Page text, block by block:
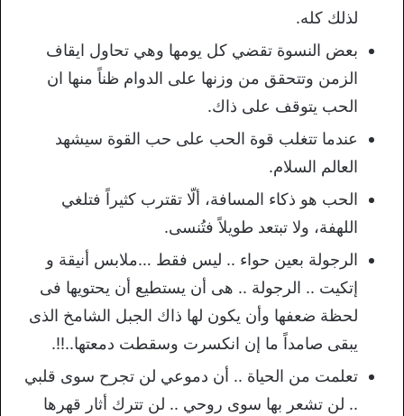
لذلك كله.
بعض النسوة تقضي كل يومها وهي تحاول ايقاف
الزمن وتتحقق من وزنها على الدوام ظناً منها ان
الحب يتوقف على ذاك.
عندما تتغلب قوة الحب على حب القوة سيشهد
العالم السلام.
الحب هو ذكاء المسافة، ألّا تقترب كثيراً فتلغي
اللهفة، ولا تبتعد طويلاً فتُنسى.
الرجولة بعين حواء .. ليس فقط …ملابس أنيقة و
إتكيت .. الرجولة .. هى أن يستطيع أن يحتويها فى
لحظة ضعفها وأن يكون لها ذاك الجبل الشامخ الذى
يبقى صامداً ما إن انكسرت وسقطت دمعتها..!!.
تعلمت من الحياة .. أن دموعي لن تجرح سوى قلبي
.. لن تشعر بها سوى روحي .. لن تترك أثار قهرها